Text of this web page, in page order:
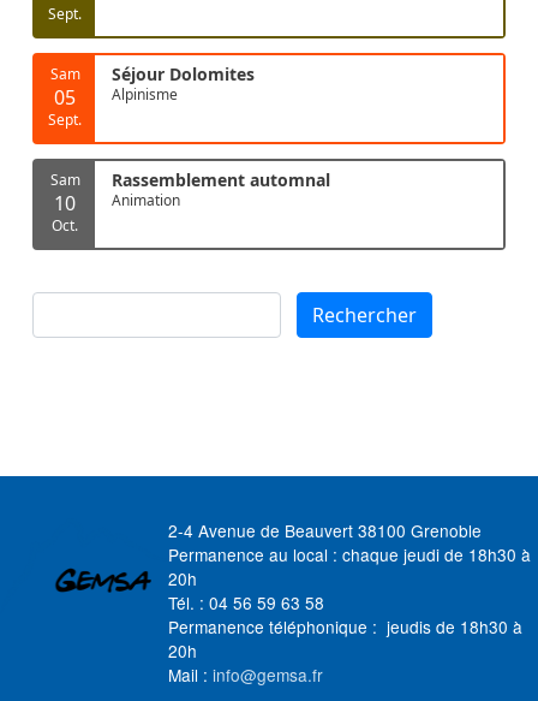
Sept.
Sam
05
Sept.
Séjour Dolomites
Alpinisme
Sam
10
Oct.
Rassemblement automnal
Animation
Rechercher Rechercher
2-4 Avenue de Beauvert 38100 Grenoble
Permanence au local : chaque jeudi de 18h30 à
20h
Tél. : 04 56 59 63 58
Permanence téléphonique : jeudis de 18h30 à
20h
Mail : info@gemsa.fr